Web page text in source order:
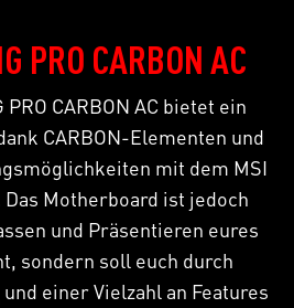
PRO CARBON AC
PRO CARBON AC bietet ein
CARBON-Elementen und
mit dem MSI
Das Motherboard ist jedoch
und Präsentieren eures
sondern soll euch durch
einer Vielzahl an Features